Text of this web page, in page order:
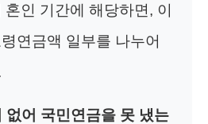
인 기간에 해당하면, 이
연금액 일부를 나누어
없어 국민연금을 못 냈는